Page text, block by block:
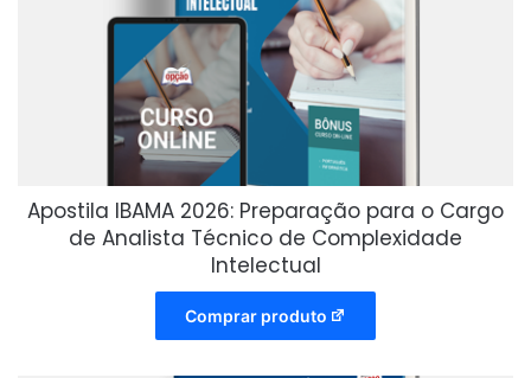
Apostila IBAMA 2026: Preparação para o Cargo
de Analista Técnico de Complexidade
Intelectual
Comprar produto